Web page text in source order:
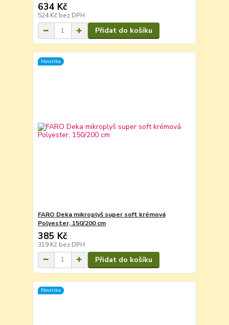
634 Kč
524 Kč bez DPH
Přidat do košíku
Novinka
FARO Deka mikroplyš super soft krémová
Polyester, 150/200 cm
385 Kč
319 Kč bez DPH
Přidat do košíku
Novinka